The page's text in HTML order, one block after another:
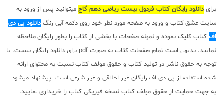
برای دانلود رایگان کتاب فرمول بیست ریاضی دهم گاج میتوانید پس از ورود به
سایت عشق کتاب و ورود به صفحه مورد نظر خود روی دکمه آبی رنگ دانلود پی دی
اف کتاب کلیک نموده و نمونه صفحات با بخشی از کتاب را بطور رایگان ملاحظه
نمایید. بدیهی است تمام صفحات کتاب به صورت pdf برای دانلود رایگان نیست. با
توجه به حقوق ناشر در تولید کتاب و حقوق مولف کتاب نسبت به محتوای ارائه
شده استفاده از پی دی اف رایگان غیر اخلاقی و غیر شرعی است. پیشنهاد میشود
به جهت حمایت از حقوق مولف کتاب نسخه فیزیکی کتاب را خریداری نمایید.